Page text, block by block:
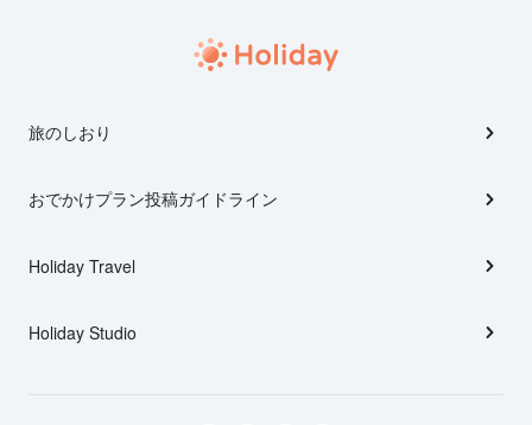
旅のしおり
おでかけプラン投稿ガイドライン
Holiday Travel
Holiday Studio